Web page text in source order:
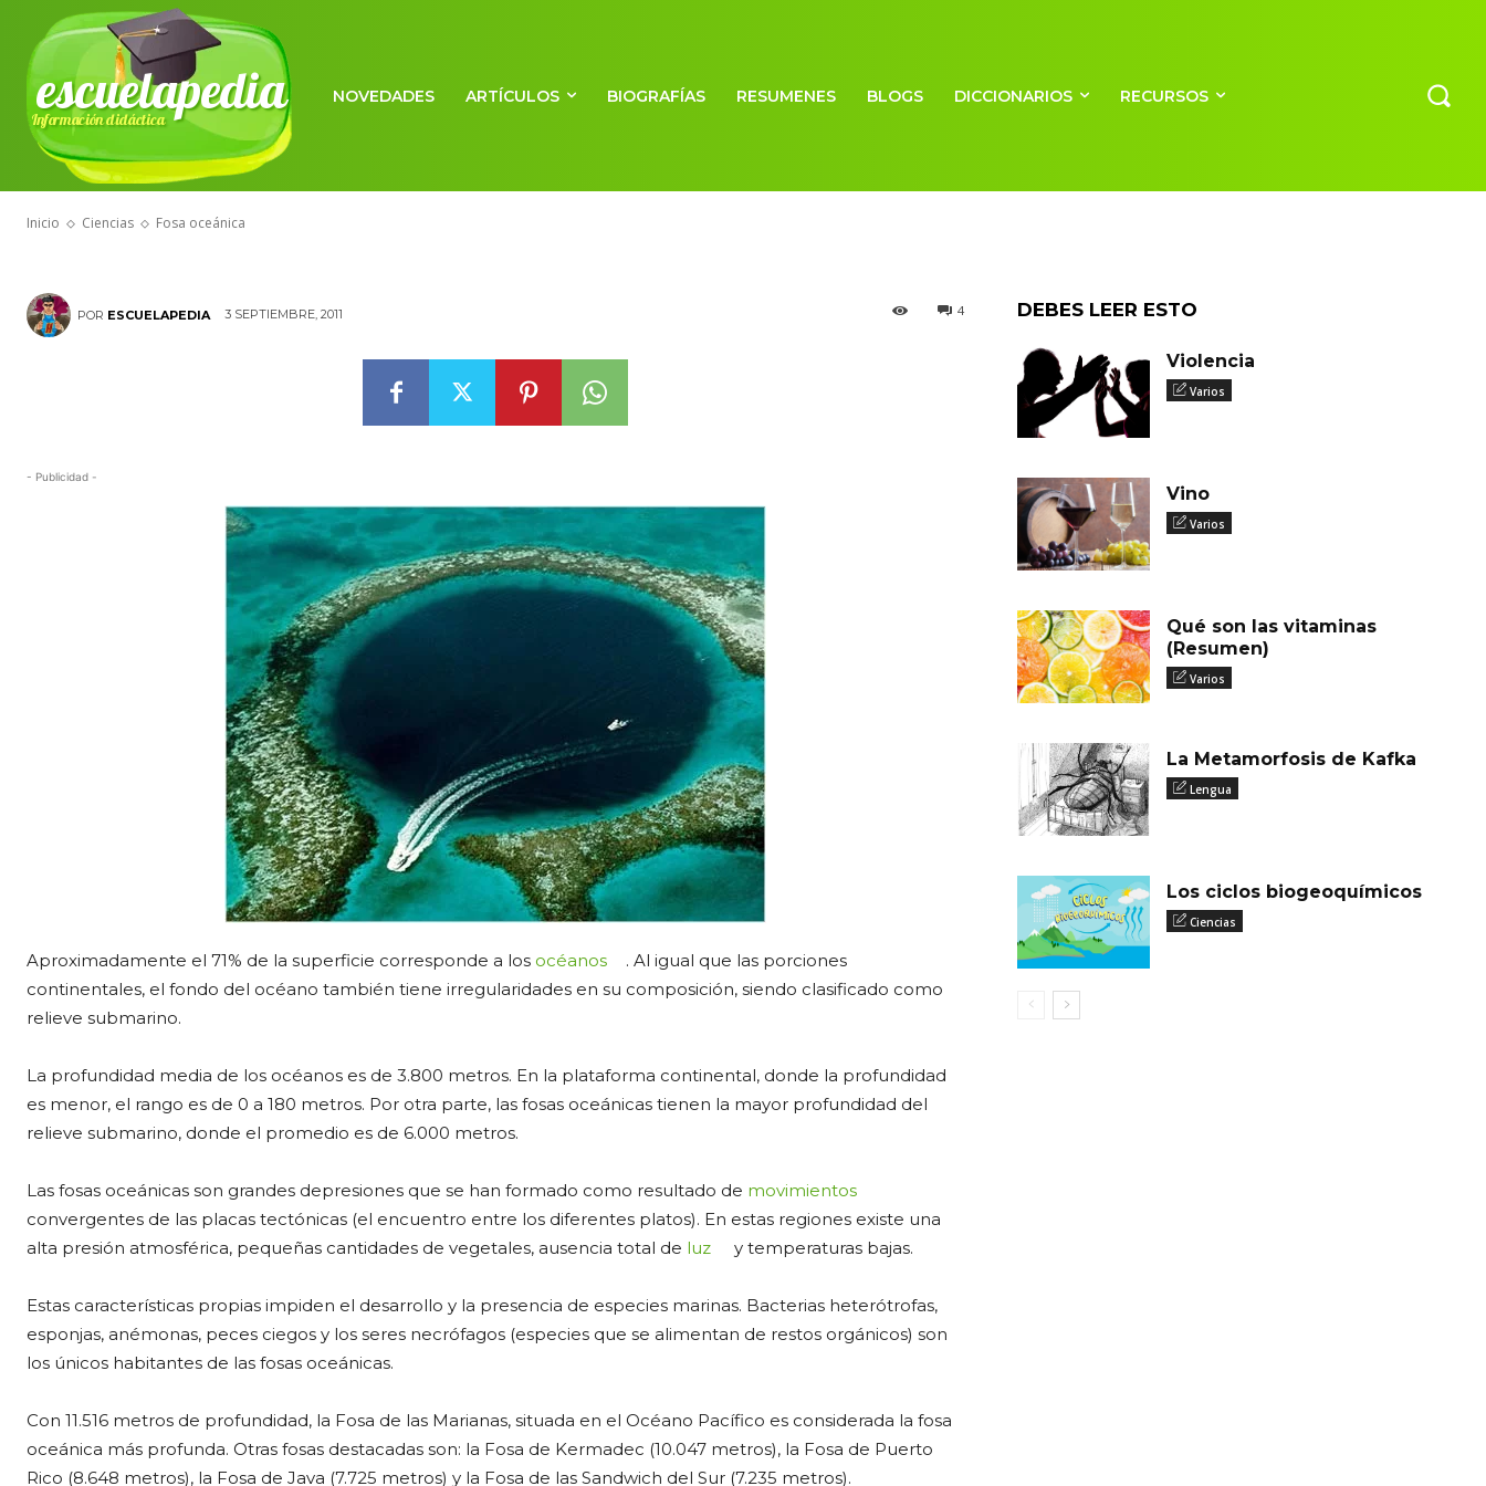
escuelapedia
Información didáctica
NOVEDADES ARTÍCULOS BIOGRAFÍAS RESUMENES BLOGS DICCIONARIOS RECURSOS
Inicio Ciencias Fosa oceánica
CIENCIAS
Fosa oceánica
POR ESCUELAPEDIA 3 SEPTIEMBRE, 2011 4
- Publicidad -
Aproximadamente el 71% de la superficie corresponde a los océanos
. Al igual que las porciones
continentales, el fondo del océano también tiene irregularidades en su composición, siendo clasificado como
relieve submarino.
La profundidad media de los océanos es de 3.800 metros. En la plataforma continental, donde la profundidad
es menor, el rango es de 0 a 180 metros. Por otra parte, las fosas oceánicas tienen la mayor profundidad del
relieve submarino, donde el promedio es de 6.000 metros.
Las fosas oceánicas son grandes depresiones que se han formado como resultado de movimientos
convergentes de las placas tectónicas (el encuentro entre los diferentes platos). En estas regiones existe una
alta presión atmosférica, pequeñas cantidades de vegetales, ausencia total de luz y temperaturas bajas.
Estas características propias impiden el desarrollo y la presencia de especies marinas. Bacterias heterótrofas,
esponjas, anémonas, peces ciegos y los seres necrófagos (especies que se alimentan de restos orgánicos) son
los únicos habitantes de las fosas oceánicas.
Con 11.516 metros de profundidad, la Fosa de las Marianas, situada en el Océano Pacífico es considerada la fosa
oceánica más profunda. Otras fosas destacadas son: la Fosa de Kermadec (10.047 metros), la Fosa de Puerto
Rico (8.648 metros), la Fosa de Java (7.725 metros) y la Fosa de las Sandwich del Sur (7.235 metros).
DEBES LEER ESTO
Violencia
Varios
Vino
Varios
Qué son las vitaminas
(Resumen)
Varios
La Metamorfosis de Kafka
Lengua
Los ciclos biogeoquímicos
Ciencias